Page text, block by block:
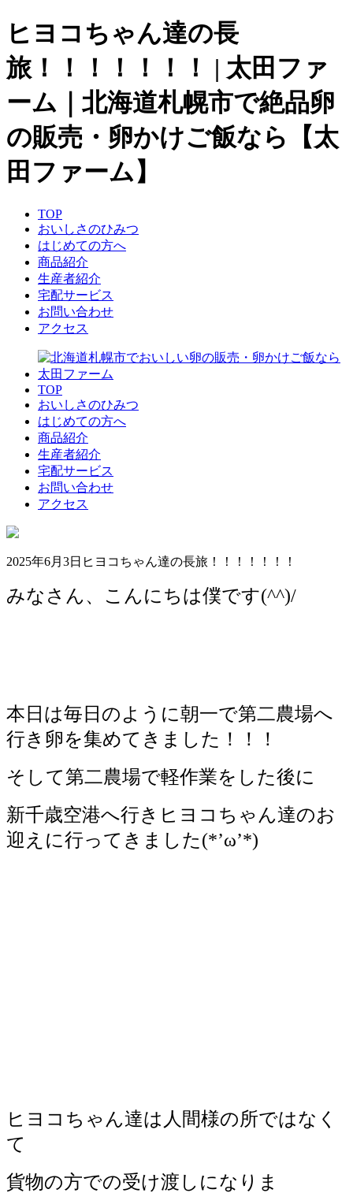
ヒヨコちゃん達の長
旅！！！！！！！ | 太田ファ
ーム｜北海道札幌市で絶品卵
の販売・卵かけご飯なら【太
田ファーム】
TOP
おいしさのひみつ
はじめての方へ
商品紹介
生産者紹介
宅配サービス
お問い合わせ
アクセス
TOP
おいしさのひみつ
はじめての方へ
商品紹介
生産者紹介
宅配サービス
お問い合わせ
アクセス
2025年6月3日 ヒヨコちゃん達の長旅！！！！！！！
みなさん、こんにちは僕です(^^)/
本日は毎日のように朝一で第二農場へ
行き卵を集めてきました！！！
そして第二農場で軽作業をした後に
新千歳空港へ行きヒヨコちゃん達のお
迎えに行ってきました(*’ω’*)
ヒヨコちゃん達は人間様の所ではなく
て
貨物の方での受け渡しになりま